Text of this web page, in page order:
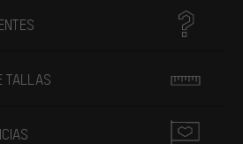
TALLAS